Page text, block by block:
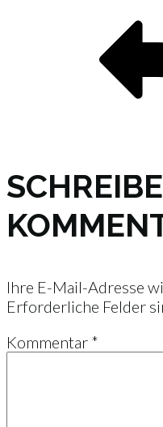
Ihre E-Mail-Adresse
Erforderliche Felder
Kommentar *